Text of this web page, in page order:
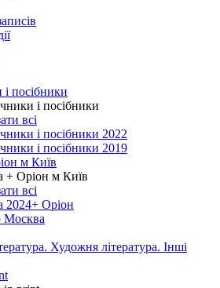
посібники
і посібники
всі
і посібники 2022
і посібники 2019
м Київ
+ Оріон м Київ
всі
2024+ Оріон
Художня література. Інші